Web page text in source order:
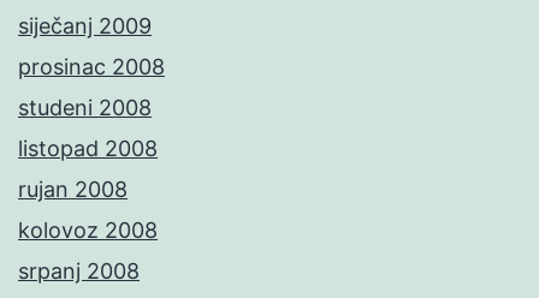
siječanj 2009
prosinac 2008
studeni 2008
listopad 2008
rujan 2008
kolovoz 2008
srpanj 2008